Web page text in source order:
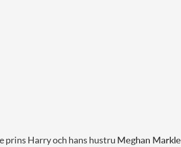
prins Harry och hans hustru Meghan Markle